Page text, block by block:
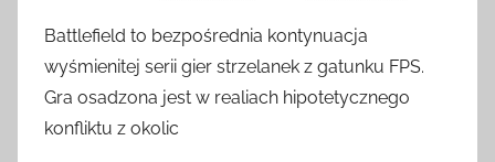
Battlefield to bezpośrednia kontynuacja
wyśmienitej serii gier strzelanek z gatunku FPS.
Gra osadzona jest w realiach hipotetycznego
konfliktu z okolic